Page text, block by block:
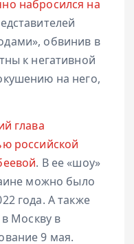
набросился на
обвинив в
к негативной
на него,
глава
российской
. В ее «шоу»
можно было
года. А также
в Москву в
9 мая.